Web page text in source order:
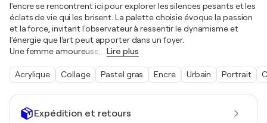
Expédition et retours
l'encre se rencontrent ici pour explorer les silences pesants et les
éclats de vie qui les brisent. La palette choisie évoque la passion
et la force, invitant l'observateur à ressentir le dynamisme et
l'énergie que l'art peut apporter dans un foyer.
Une femme amoureuse,
Lire plus
Acrylique Collage Pastel gras Encre Urbain Portrait